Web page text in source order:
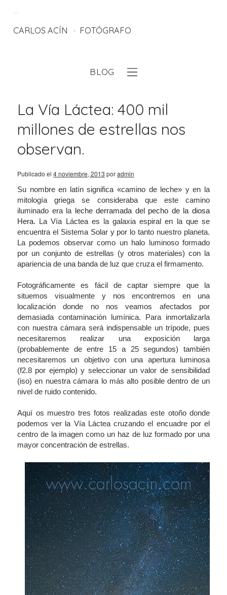
CARLOS ACÍN FOTÓGRAFO
BLOG
La Vía Láctea: 400 mil
millones de estrellas nos
observan.
Publicado el 4 noviembre, 2013 poradmin
Su nombre en latín significa «camino de leche» y en la
mitología griega se consideraba que este camino
iluminado era la leche derramada del pecho de la diosa
Hera. La Vía Láctea es la galaxia espiral en la que se
encuentra el Sistema Solar y por lo tanto nuestro planeta.
La podemos observar como un halo luminoso formado
por un conjunto de estrellas (y otros materiales) con la
apariencia de una banda de luz que cruza el firmamento.
Fotográficamente es fácil de captar siempre que la
situemos visualmente y nos encontremos en una
localización donde no nos veamos afectados por
demasiada contaminación lumínica. Para inmortalizarla
con nuestra cámara será indispensable un trípode, pues
necesitaremos realizar una exposición larga
(probablemente de entre 15 a 25 segundos) también
necesitaremos un objetivo con una apertura luminosa
(f2.8 por ejemplo) y seleccionar un valor de sensibilidad
(iso) en nuestra cámara lo más alto posible dentro de un
nivel de ruido contenido.
Aquí os muestro tres fotos realizadas este otoño donde
podemos ver la Vía Láctea cruzando el encuadre por el
centro de la imagen como un haz de luz formado por una
mayor concentración de estrellas.